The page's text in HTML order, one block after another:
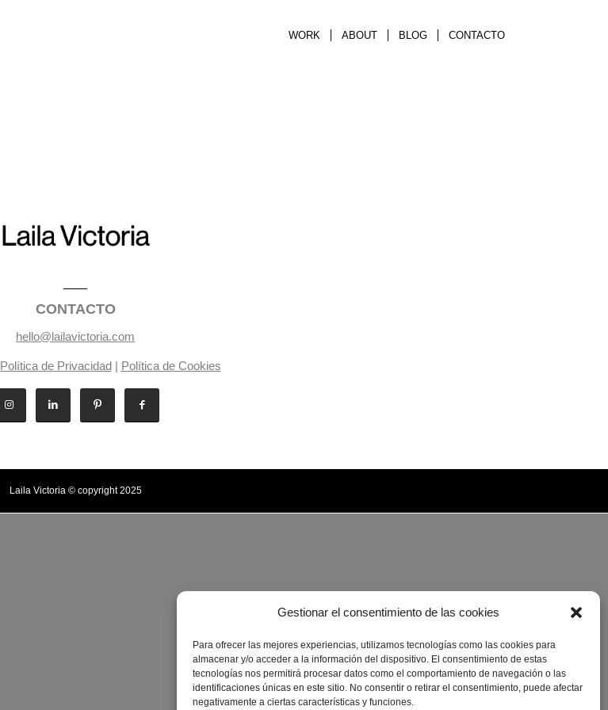
Gestionar el consentimiento de las cookies
Para ofrecer las mejores experiencias, utilizamos tecnologías como las cookies para
almacenar y/o acceder a la información del dispositivo. El consentimiento de estas
tecnologías nos permitirá procesar datos como el comportamiento de navegación o las
identificaciones únicas en este sitio. No consentir o retirar el consentimiento, puede afectar
negativamente a ciertas características y funciones.
WORK ABOUT BLOG CONTACTO
CONTACTO
hello@lailavictoria.com
Política de Privacidad| Política de Cookies
Laila Victoria © copyright 2025